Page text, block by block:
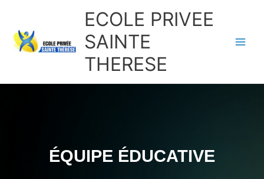
contenu
ECOLE PRIVEE
SAINTE
THERESE
ÉQUIPE ÉDUCATIVE